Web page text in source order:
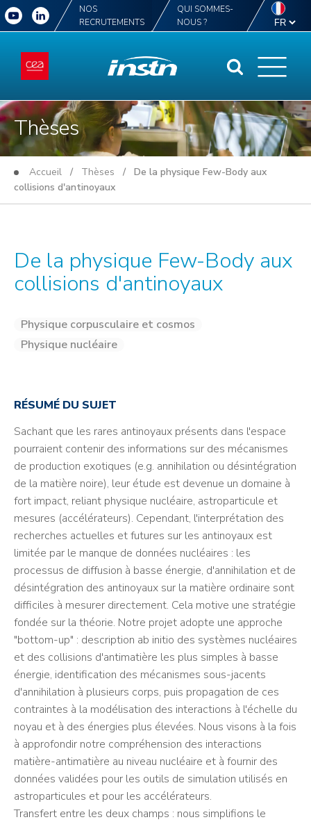
NOS
RECRUTEMENTS
QUI SOMMES-
NOUS ?
Thèses
Accueil / Thèses / De la physique Few-Body aux
collisions d'antinoyaux
De la physique Few-Body aux
collisions d'antinoyaux
Physique corpusculaire et cosmos
Physique nucléaire
RÉSUMÉ DU SUJET
Sachant que les rares antinoyaux présents dans l'espace
pourraient contenir des informations sur des mécanismes
de production exotiques (e.g. annihilation ou désintégration
de la matière noire), leur étude est devenue un domaine à
fort impact, reliant physique nucléaire, astroparticule et
mesures (accélérateurs). Cependant, l'interprétation des
recherches actuelles et futures sur les antinoyaux est
limitée par le manque de données nucléaires : les
processus de diffusion à basse énergie, d'annihilation et de
désintégration des antinoyaux sur la matière ordinaire sont
difficiles à mesurer directement. Cela motive une stratégie
fondée sur la théorie. Notre projet adopte une approche
"bottom-up" : description ab initio des systèmes nucléaires
et des collisions d'antimatière les plus simples à basse
énergie, identification des mécanismes sous-jacents
d'annihilation à plusieurs corps, puis propagation de ces
contraintes à la modélisation des interactions à l'échelle du
noyau et à des énergies plus élevées. Nous visons à la fois
à approfondir notre compréhension des interactions
matière-antimatière au niveau nucléaire et à fournir des
données validées pour les outils de simulation utilisés en
astroparticules et pour les accélérateurs.
Transfert entre les deux champs : nous simplifions le